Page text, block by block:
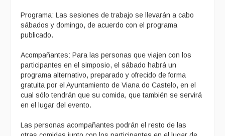
Programa: Las sesiones de trabajo se llevarán a cabo
sábados y domingo, de acuerdo con el programa
publicado.
Acompañantes: Para las personas que viajen con los
participantes en el simposio, el sábado habrá un
programa alternativo, preparado y ofrecido de forma
gratuita por el Ayuntamiento de Viana do Castelo, en el
cual sólo tendrán que su comida, que también se servirá
en el lugar del evento.
Las personas acompañantes podrán el resto de las